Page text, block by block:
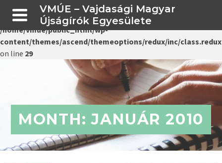
Warning
: Creating default object from empty value in
/home/vmue/public_html/wp-
content/themes/ascend/themeoptions/redux/inc/
on line 29
VMÚE – Vajdasági Magyar
Újságírók Egyesülete
MONTH: JANUÁR 2010